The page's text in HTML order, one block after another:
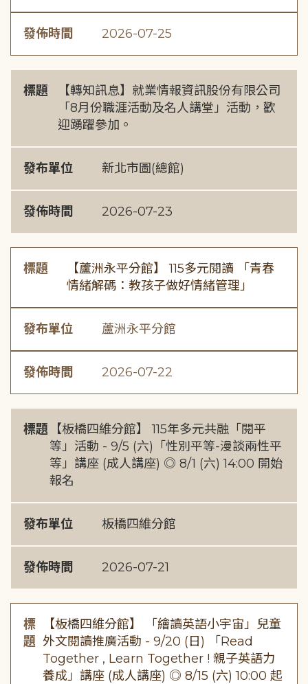
發佈時間 2026-07-25
標題
【轉知訊息】就業情報資訊股份有限公司
「8月份職涯活動及名人講堂」活動，歡
迎踴躍參加。
發布單位 新北市圖(總館)
發佈時間 2026-07-23
標題
【蘆洲永平分館】 115多元閱讀 「青春
情緒解碼：教孩子做好情緒管理」
發布單位 蘆洲永平分館
發佈時間 2026-07-22
標題 【板橋四維分館】 115年多元共融「閱平
等」活動 - 9/5 (六)「性別平等-漫談兩性平
等」講座 (成人講座) ◎ 8/1 (六) 14:00 開始
報名
發布單位 板橋四維分館
發佈時間 2026-07-21
標
題
【板橋四維分館】 「繪讀英語小宇宙」兒童
外文閱讀推廣活動 - 9/20 (日) 「Read
Together , Learn Together ! 親子英語力
養成」講座 (成人講座) ◎ 8/15 (六) 10:00 起